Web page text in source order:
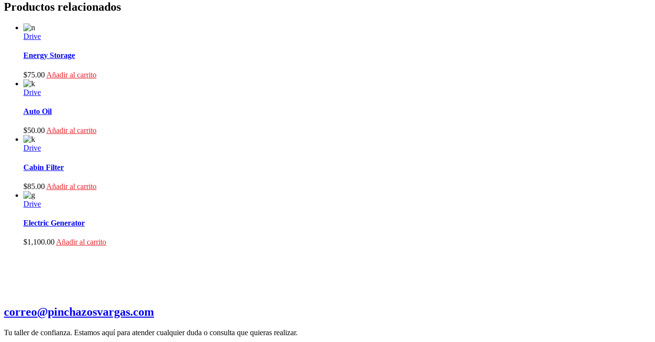
Productos relacionados
Drive
Energy Storage
$75.00 Añadir al carrito
Drive
Auto Oil
$50.00 Añadir al carrito
Drive
Cabin Filter
$85.00 Añadir al carrito
Drive
Electric Generator
$1,100.00 Añadir al carrito
correo@pinchazosvargas.com
Tu taller de confianza. Estamos aquí para atender cualquier duda o consulta que quieras realizar.